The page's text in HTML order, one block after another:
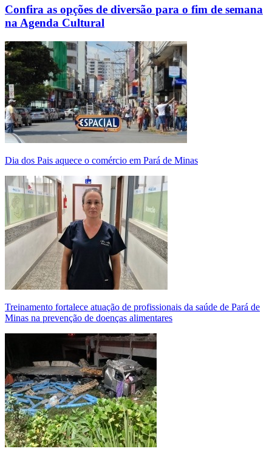
Confira as opções de diversão para o fim de semana
na Agenda Cultural
Dia dos Pais aquece o comércio em Pará de Minas
Treinamento fortalece atuação de profissionais da saúde de Pará de
Minas na prevenção de doenças alimentares